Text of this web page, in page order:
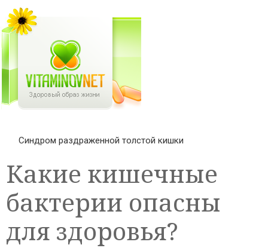
Синдром раздраженной толстой кишки
Какие кишечные
бактерии опасны
для здоровья?